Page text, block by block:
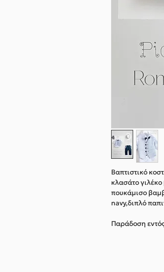
Βαπτιστικό
κλασάτο
πουκάμισο
navy,διπλό
Παράδοση